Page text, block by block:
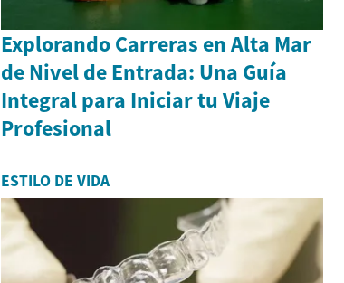
Explorando Carreras en Alta Mar
de Nivel de Entrada: Una Guía
Integral para Iniciar tu Viaje
Profesional
ESTILO DE VIDA